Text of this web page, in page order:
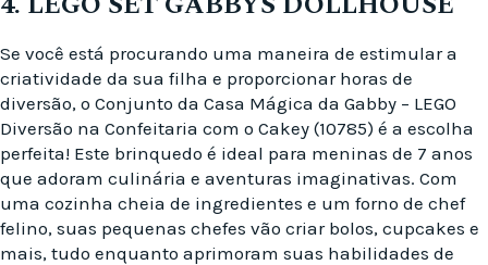
Se você está procurando uma maneira de estimular a
criatividade da sua filha e proporcionar horas de
diversão, o Conjunto da Casa Mágica da Gabby – LEGO
Diversão na Confeitaria com o Cakey (10785) é a escolha
perfeita! Este brinquedo é ideal para meninas de 7 anos
que adoram culinária e aventuras imaginativas. Com
uma cozinha cheia de ingredientes e um forno de chef
felino, suas pequenas chefes vão criar bolos, cupcakes e
mais, tudo enquanto aprimoram suas habilidades de